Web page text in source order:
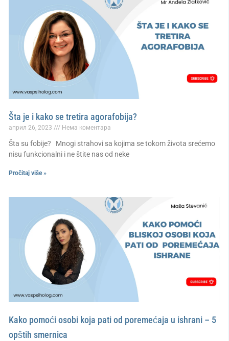
Šta je i kako se tretira agorafobija?
април 26, 2023 Нема коментара
Šta su fobije? Mnogi strahovi sa kojima se tokom života srećemo
nisu funkcionalni i ne štite nas od neke
Pročitaj više »
Kako pomoći osobi koja pati od poremećaja u ishrani – 5
opštih smernica